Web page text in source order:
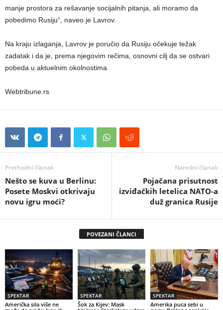
manje prostora za rešavanje socijalnih pitanja, ali moramo da
pobedimo Rusiju“, naveo je Lavrov.
Na kraju izlaganja, Lavrov je poručio da Rusiju očekuje težak
zadatak i da je, prema njegovim rečima, osnovni cilj da se ostvari
pobeda u aktuelnim okolnostima.
Webtribune.rs
Prethodni članak
Nešto se kuva u Berlinu:
Posete Moskvi otkrivaju
novu igru moći?
Naredni članak
Pojačana prisutnost
izviđačkih letelica NATO-a
duž granica Rusije
POVEZANI ČLANCI
SPEKTAR
Američka sila više ne
SPEKTAR
Šok za Kijev: Mask
SPEKTAR
Amerika puca sebi u